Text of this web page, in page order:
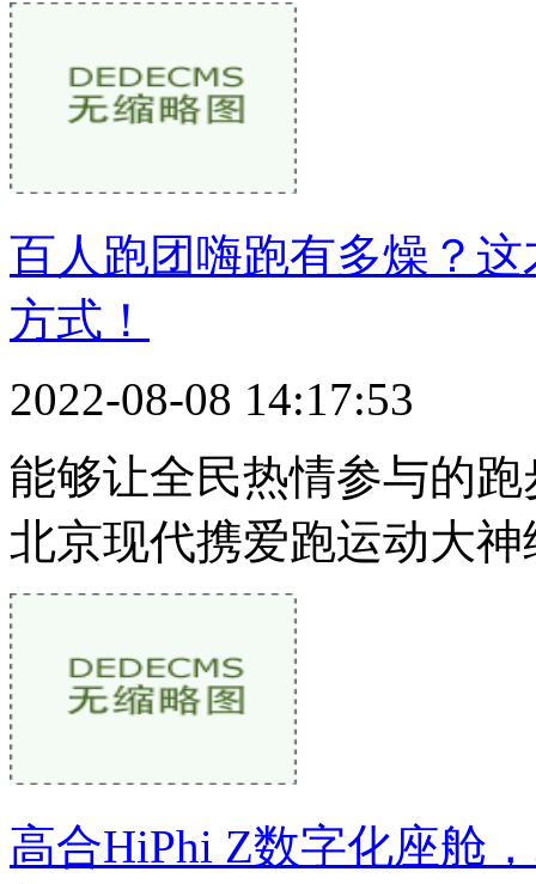
百人跑团嗨跑有多燥？
方式！
2022-08-08 14:17:53
能够让全民热情参与的
北京现代携爱跑运动大
高合HiPhi Z数字化座舱